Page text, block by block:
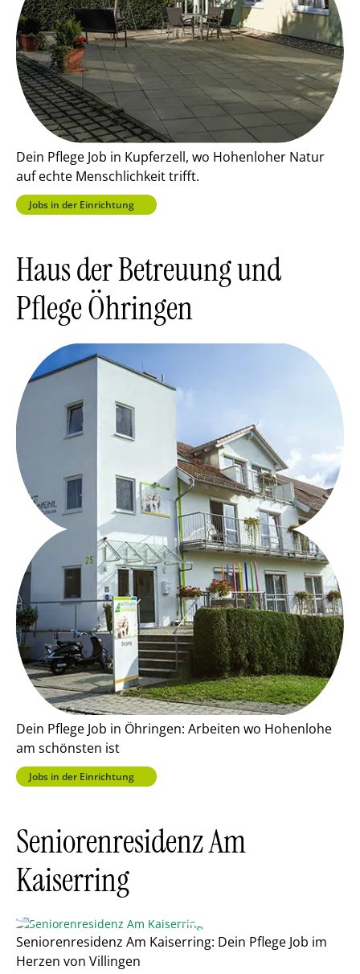
Dein Pflege Job in Kupferzell, wo Hohenloher Natur
auf echte Menschlichkeit trifft.
Jobs in der Einrichtung
Haus der Betreuung und
Pflege Öhringen
Dein Pflege Job in Öhringen: Arbeiten wo Hohenlohe
am schönsten ist
Jobs in der Einrichtung
Seniorenresidenz Am
Kaiserring
Seniorenresidenz Am Kaiserring: Dein Pflege Job im
Herzen von Villingen